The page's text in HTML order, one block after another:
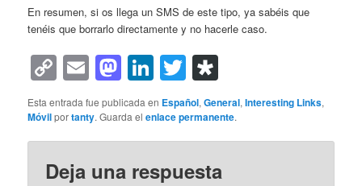
En resumen, si os llega un SMS de este tipo, ya sabéis que
tenéis que borrarlo directamente y no hacerle caso.
Copy
Link
EmailMastodon
LinkedIn
Twitter
Esta entrada fue publicada en Español,General,Interesting Links,
Móvilportanty. Guarda elenlace permanente.
Deja una respuesta